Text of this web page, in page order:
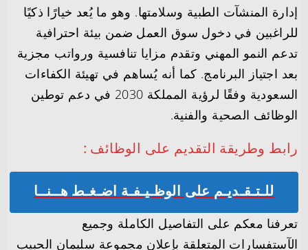
إدارة المنشآت الطبية وسلامتها. وهو ما يُعد خيارًا ذكيًا
للراغبين في دخول سوق العمل ضمن بيئة احترافية
تدعم النمو المهني وتقدم مزايا تنافسية ورواتب مجزية
بعد اجتياز البرنامج. كما أنه يُساهم في تهيئة الكفاءات
السعودية وفقًا لرؤية المملكة 2030 في دعم توطين
الوظائف الصحية والفنية.
رابط وطريقة التقديم على الوظائف :
للـتـقـديـم على الوظـيـفـة اضـغـط هــنــا
تعرفنا معكم على التفاصيل الكاملة وجميع
الآستفسارات المتعلقة بإعلان مجموعة سليمان الحبيب